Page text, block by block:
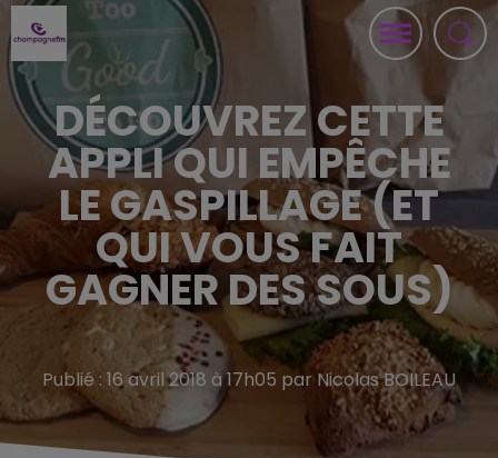
DÉCOUVREZ CETTE
APPLI QUI EMPÊCHE
LE GASPILLAGE (ET
QUI VOUS FAIT
GAGNER DES SOUS)
Publié : 16 avril 2018 à 17h05 par Nicolas BOILEAU